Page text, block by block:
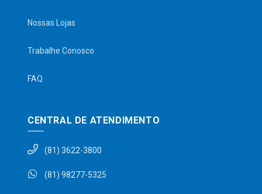
Nossas Lojas
Trabalhe Conosco
FAQ
CENTRAL DE ATENDIMENTO
(81) 3622-3800
(81) 98277-5325